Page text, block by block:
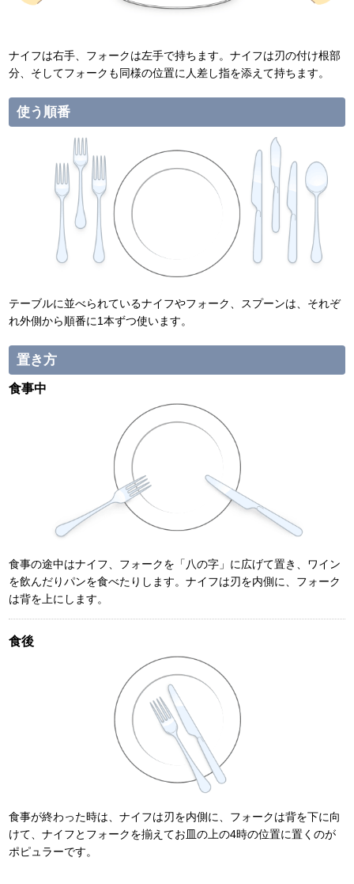
ナイフは右手、フォークは左手で持ちます。ナイフは刃の付け根部
分、そしてフォークも同様の位置に人差し指を添えて持ちます。
使う順番
テーブルに並べられているナイフやフォーク、スプーンは、それぞ
れ外側から順番に1本ずつ使います。
置き方
食事中
食事の途中はナイフ、フォークを「八の字」に広げて置き、ワイン
を飲んだりパンを食べたりします。ナイフは刃を内側に、フォーク
は背を上にします。
食後
食事が終わった時は、ナイフは刃を内側に、フォークは背を下に向
けて、ナイフとフォークを揃えてお皿の上の4時の位置に置くのが
ポピュラーです。